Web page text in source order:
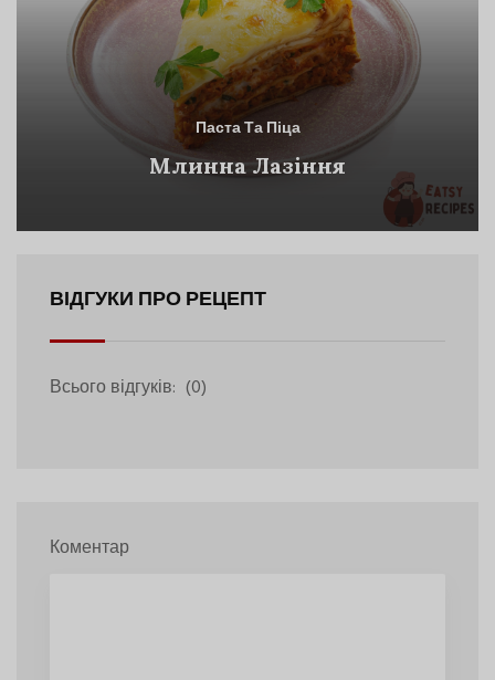
Паста Та Піца
Млинна Лазіння
ВІДГУКИ ПРО РЕЦЕПТ
Всього відгуків: (0)
Коментар